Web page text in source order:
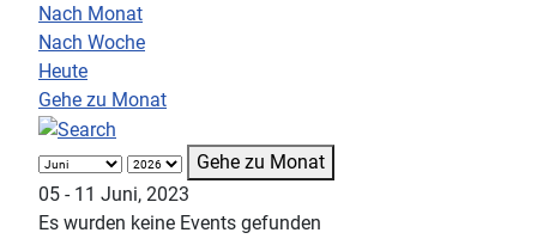
Nach Monat
Nach Woche
Heute
Gehe zu Monat
Gehe zu Monat
05 - 11 Juni, 2023
Es wurden keine Events gefunden